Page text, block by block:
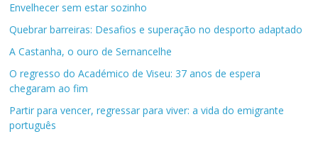
Envelhecer sem estar sozinho
Quebrar barreiras: Desafios e superação no desporto adaptado
A Castanha, o ouro de Sernancelhe
O regresso do Académico de Viseu: 37 anos de espera
chegaram ao fim
Partir para vencer, regressar para viver: a vida do emigrante
português